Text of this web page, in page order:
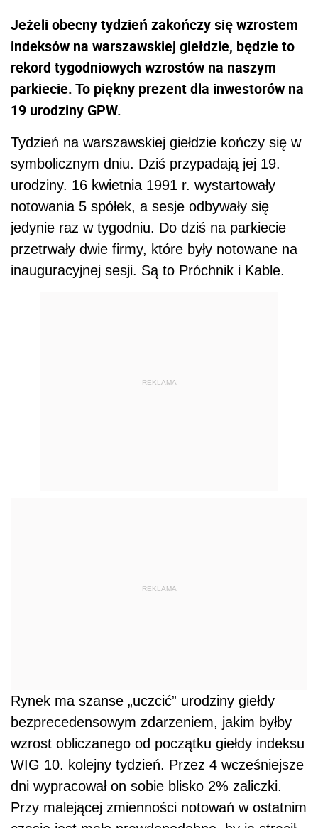
Jeżeli obecny tydzień zakończy się wzrostem
indeksów na warszawskiej giełdzie, będzie to
rekord tygodniowych wzrostów na naszym
parkiecie. To piękny prezent dla inwestorów na
19 urodziny GPW.
Tydzień na warszawskiej giełdzie kończy się w
symbolicznym dniu. Dziś przypadają jej 19.
urodziny. 16 kwietnia 1991 r. wystartowały
notowania 5 spółek, a sesje odbywały się
jedynie raz w tygodniu. Do dziś na parkiecie
przetrwały dwie firmy, które były notowane na
inauguracyjnej sesji. Są to Próchnik i Kable.
REKLAMA
REKLAMA
Rynek ma szanse „uczcić” urodziny giełdy
bezprecedensowym zdarzeniem, jakim byłby
wzrost obliczanego od początku giełdy indeksu
WIG 10. kolejny tydzień. Przez 4 wcześniejsze
dni wypracował on sobie blisko 2% zaliczki.
Przy malejącej zmienności notowań w ostatnim